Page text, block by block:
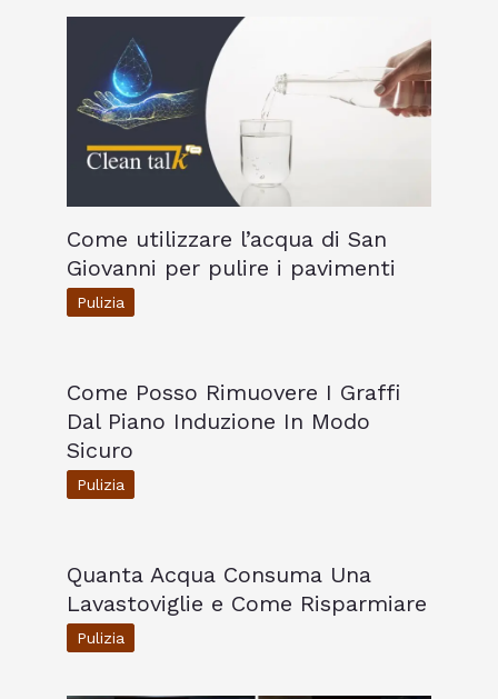
Come utilizzare l’acqua di San
Giovanni per pulire i pavimenti
Pulizia
Come Posso Rimuovere I Graffi
Dal Piano Induzione In Modo
Sicuro
Pulizia
Quanta Acqua Consuma Una
Lavastoviglie e Come Risparmiare
Pulizia